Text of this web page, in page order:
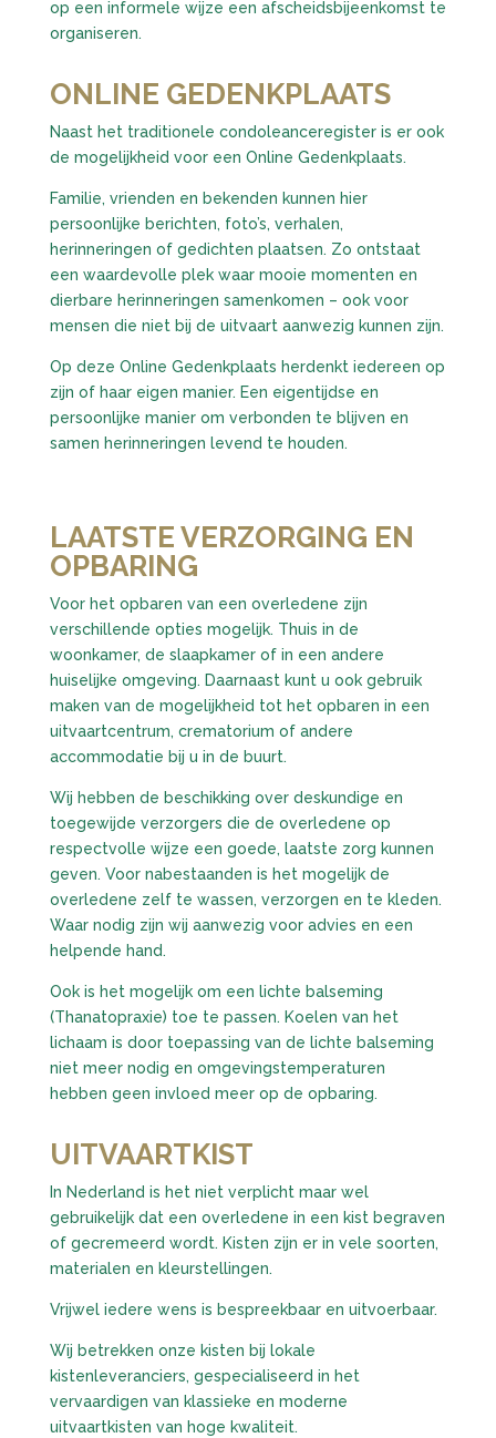
op een informele wijze een afscheidsbijeenkomst te
organiseren.
ONLINE GEDENKPLAATS
Naast het traditionele condoleanceregister is er ook
de mogelijkheid voor een Online Gedenkplaats.
Familie, vrienden en bekenden kunnen hier
persoonlijke berichten, foto’s, verhalen,
herinneringen of gedichten plaatsen. Zo ontstaat
een waardevolle plek waar mooie momenten en
dierbare herinneringen samenkomen – ook voor
mensen die niet bij de uitvaart aanwezig kunnen zijn.
Op deze Online Gedenkplaats herdenkt iedereen op
zijn of haar eigen manier. Een eigentijdse en
persoonlijke manier om verbonden te blijven en
samen herinneringen levend te houden.
LAATSTE VERZORGING EN
OPBARING
Voor het opbaren van een overledene zijn
verschillende opties mogelijk. Thuis in de
woonkamer, de slaapkamer of in een andere
huiselijke omgeving. Daarnaast kunt u ook gebruik
maken van de mogelijkheid tot het opbaren in een
uitvaartcentrum, crematorium of andere
accommodatie bij u in de buurt.
Wij hebben de beschikking over deskundige en
toegewijde verzorgers die de overledene op
respectvolle wijze een goede, laatste zorg kunnen
geven. Voor nabestaanden is het mogelijk de
overledene zelf te wassen, verzorgen en te kleden.
Waar nodig zijn wij aanwezig voor advies en een
helpende hand.
Ook is het mogelijk om een lichte balseming
(Thanatopraxie) toe te passen. Koelen van het
lichaam is door toepassing van de lichte balseming
niet meer nodig en omgevingstemperaturen
hebben geen invloed meer op de opbaring.
UITVAARTKIST
In Nederland is het niet verplicht maar wel
gebruikelijk dat een overledene in een kist begraven
of gecremeerd wordt. Kisten zijn er in vele soorten,
materialen en kleurstellingen.
Vrijwel iedere wens is bespreekbaar en uitvoerbaar.
Wij betrekken onze kisten bij lokale
kistenleveranciers, gespecialiseerd in het
vervaardigen van klassieke en moderne
uitvaartkisten van hoge kwaliteit.